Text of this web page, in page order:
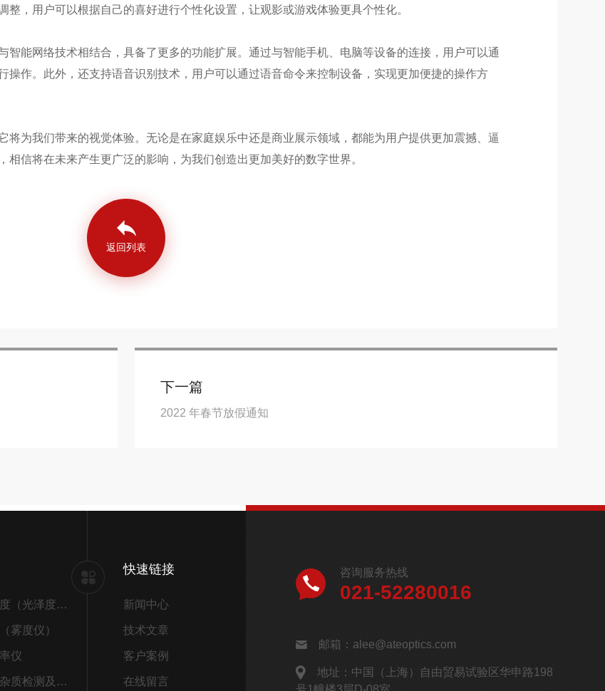
，用户可以根据自己的喜好进行个性化设置，让观影或游戏体验更具个性化。
能网络技术相结合，具备了更多的功能扩展。通过与智能手机、电脑等设备的连接，用户可以通
操作。此外，还支持语音识别技术，用户可以通过语音命令来控制设备，实现更加便捷的操作方
将为我们带来的视觉体验。无论是在家庭娱乐中还是商业展示领域，都能为用户提供更加震撼、逼
信将在未来产生更广泛的影响，为我们创造出更加美好的数字世界。
返回列表
下一篇
2022 年春节放假通知
光泽度（光泽度仪）
雾度仪）
仪
黑点杂质检测及筛选
快速链接
新闻中心
技术文章
客户案例
在线留言
咨询服务热线
021-52280016
邮箱：alee@ateoptics.com
地址：中国（上海）自由贸易试验区华申路198